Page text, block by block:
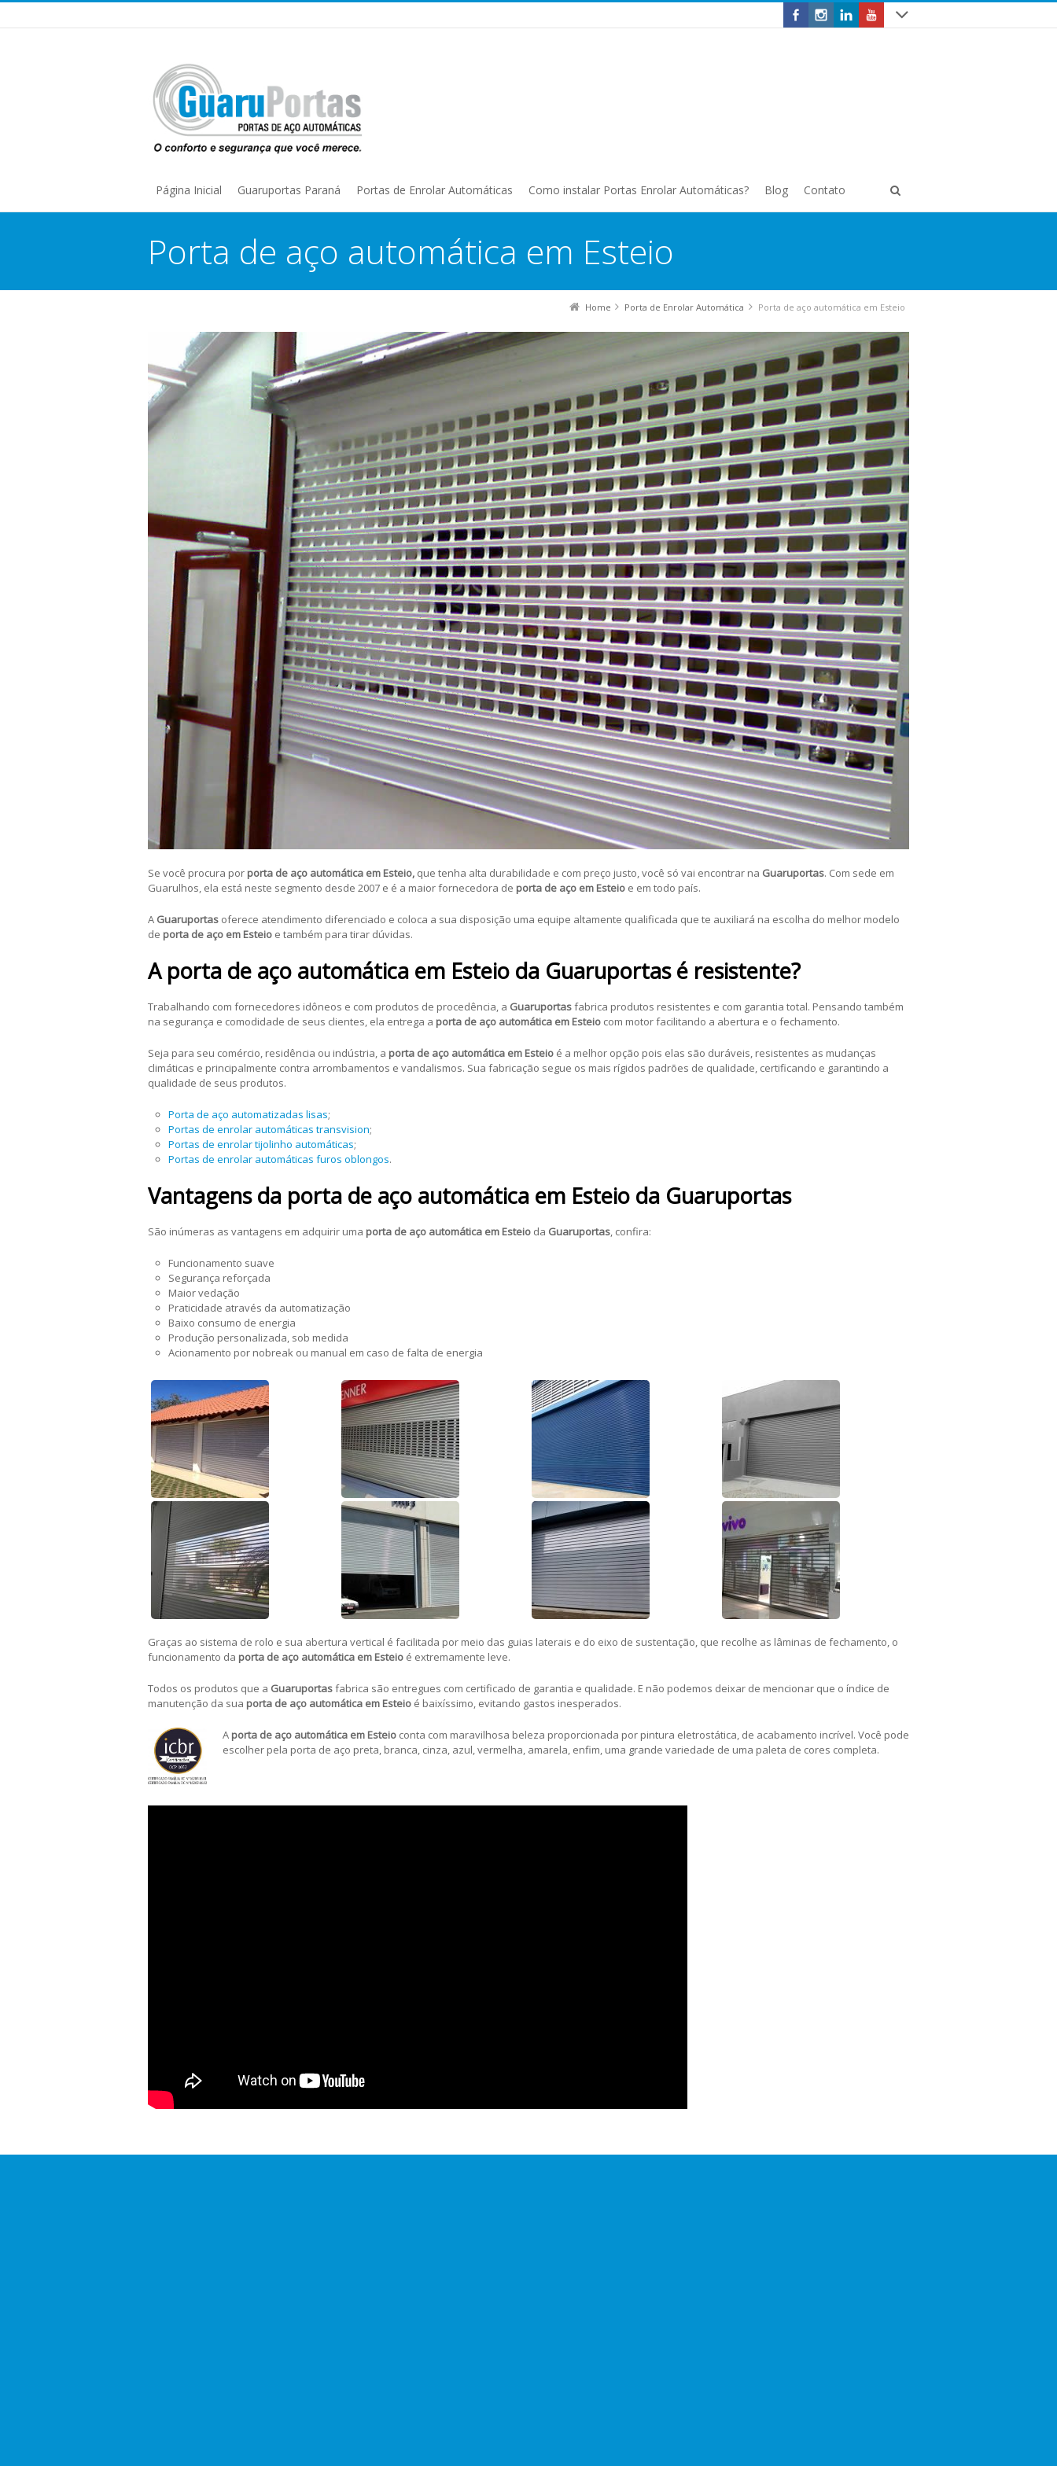
Página Inicial Guaruportas Paraná Portas de Enrolar Automáticas Como instalar Portas Enrolar Automáticas? Blog Contato
Porta de aço automática em Esteio
Home Porta de Enrolar Automática Porta de aço automática em Esteio
Se você procura por porta de aço automática em Esteio, que tenha alta durabilidade e com preço justo, você só vai encontrar na Guaruportas. Com sede em
Guarulhos, ela está neste segmento desde 2007 e é a maior fornecedora de porta de aço em Esteio e em todo país.
A Guaruportas oferece atendimento diferenciado e coloca a sua disposição uma equipe altamente qualificada que te auxiliará na escolha do melhor modelo
de porta de aço em Esteio e também para tirar dúvidas.
A porta de aço automática em Esteio da Guaruportas é resistente?
Trabalhando com fornecedores idôneos e com produtos de procedência, a Guaruportasfabrica produtos resistentes e com garantia total. Pensando também
na segurança e comodidade de seus clientes, ela entrega a porta de aço automática em Esteio com motor facilitando a abertura e o fechamento.
Seja para seu comércio, residência ou indústria, a porta de aço automática em Esteio é a melhor opção pois elas são duráveis, resistentes as mudanças
climáticas e principalmente contra arrombamentos e vandalismos. Sua fabricação segue os mais rígidos padrões de qualidade, certificando e garantindo a
qualidade de seus produtos.
Porta de aço automatizadas lisas;
Portas de enrolar automáticas transvision;
Portas de enrolar tijolinho automáticas;
Portas de enrolar automáticas furos oblongos.
Vantagens da porta de aço automática em Esteio da Guaruportas
São inúmeras as vantagens em adquirir uma porta de aço automática em Esteio da Guaruportas, confira:
Funcionamento suave
Segurança reforçada
Maior vedação
Praticidade através da automatização
Baixo consumo de energia
Produção personalizada, sob medida
Acionamento por nobreak ou manual em caso de falta de energia
Graças ao sistema de rolo e sua abertura vertical é facilitada por meio das guias laterais e do eixo de sustentação, que recolhe as lâminas de fechamento, o
funcionamento da porta de aço automática em Esteio é extremamente leve.
Todos os produtos que a Guaruportasfabrica são entregues com certificado de garantia e qualidade. E não podemos deixar de mencionar que o índice de
manutenção da sua porta de aço automática em Esteio é baixíssimo, evitando gastos inesperados.
A porta de aço automática em Esteioconta com maravilhosa beleza proporcionada por pintura eletrostática, de acabamento incrível. Você pode
escolher pela porta de aço preta, branca, cinza, azul, vermelha, amarela, enfim, uma grande variedade de uma paleta de cores completa.